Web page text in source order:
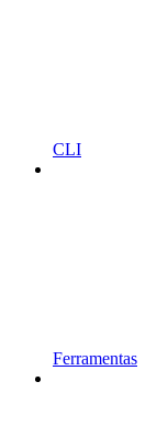
CLI
Ferramentas